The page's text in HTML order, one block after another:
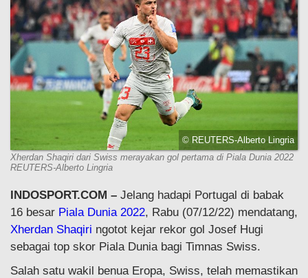
© REUTERS-Alberto Lingria
Xherdan Shaqiri dari Swiss merayakan gol pertama di Piala Dunia 2022
REUTERS-Alberto Lingria
INDOSPORT.COM – Jelang hadapi Portugal di babak
16 besar Piala Dunia 2022, Rabu (07/12/22) mendatang,
Xherdan Shaqiri ngotot kejar rekor gol Josef Hugi
sebagai top skor Piala Dunia bagi Timnas Swiss.
Salah satu wakil benua Eropa, Swiss, telah memastikan